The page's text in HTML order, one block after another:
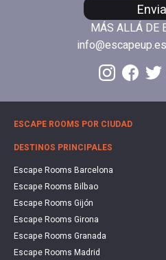
MÁS ALLÁ DE
info@escapeup.es
ESCAPE ROOMS POR CIUDAD
DESTINOS PRINCIPALES
Escape Rooms Barcelona
Escape Rooms Bilbao
Escape Rooms Gijón
Escape Rooms Girona
Escape Rooms Granada
Escape Rooms Madrid